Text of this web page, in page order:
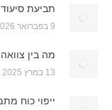
תביעת
9 בפברואר 2026
מה בין
13 במרץ 2025
ייפוי כוח